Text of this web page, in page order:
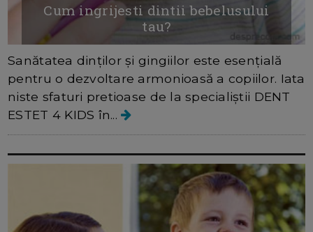
Cum ingrijesti dintii bebelusului
tau?
Sanătatea dinților și gingiilor este esențială
pentru o dezvoltare armonioasă a copiilor. Iata
niste sfaturi pretioase de la specialiștii DENT
ESTET 4 KIDS în...